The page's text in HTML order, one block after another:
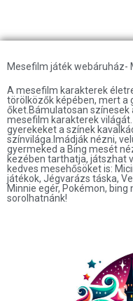
Mesefilm játék webáruház-
A mesefilm karakterek
törölközők képében, mert a
őket.Bámulatosan
mesefilm karakterek
gyerekeket a színek
színvilága.Imádják nézni,
gyermeked a Bing mesét
kezében tarthatja, játszhat
kedves mesehősöket is:
játékok, Jégvarázs táska,
Minnie egér, Pokémon,
sorolhatnánk!